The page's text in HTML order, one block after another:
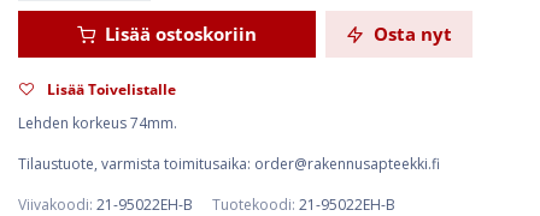
Lisää ostoskoriin Osta nyt
Lisää Toivelistalle
Lehden korkeus 74mm.
Tilaustuote, varmista toimitusaika: order@rakennusapteekki.fi
Viivakoodi: 21-95022EH-B Tuotekoodi: 21-95022EH-B